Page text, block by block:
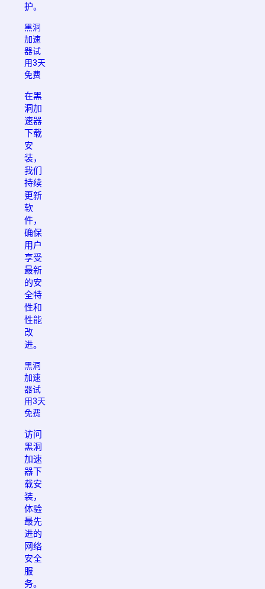
护。
黑洞
加速
器试
用3天
免费
在黑
洞加
速器
下载
安
装，
我们
持续
更新
软
件，
确保
用户
享受
最新
的安
全特
性和
性能
改
进。
黑洞
加速
器试
用3天
免费
访问
黑洞
加速
器下
载安
装，
体验
最先
进的
网络
安全
服
务。